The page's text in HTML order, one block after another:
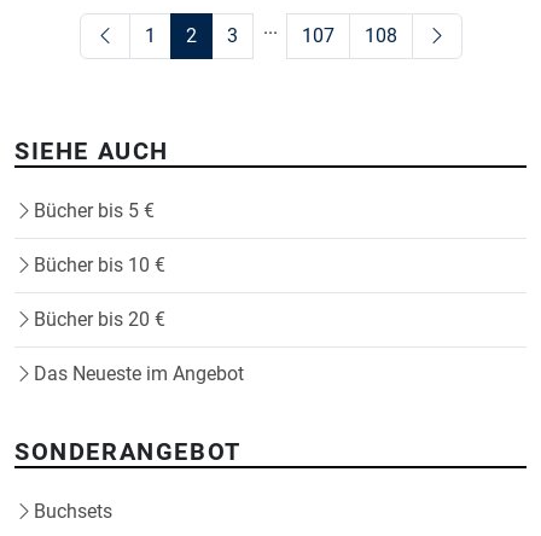
1 2 3 ... 107 108
SIEHE AUCH
Bücher bis 5 €
Bücher bis 10 €
Bücher bis 20 €
Das Neueste im Angebot
SONDERANGEBOT
Buchsets